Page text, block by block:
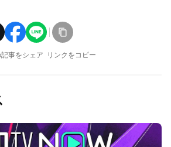
事をシェア リンクをコピー